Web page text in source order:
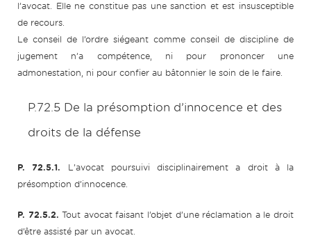
l’avocat. Elle ne constitue pas une sanction et est insusceptible
de recours.
Le conseil de l’ordre siégeant comme conseil de discipline de
jugement n’a compétence, ni pour prononcer une
admonestation, ni pour confier au bâtonnier le soin de le faire.
P.72.5 De la présomption d’innocence et des
droits de la défense
P. 72.5.1. L’avocat poursuivi disciplinairement a droit à la
présomption d’innocence.
P. 72.5.2. Tout avocat faisant l’objet d’une réclamation a le droit
d’être assisté par un avocat.